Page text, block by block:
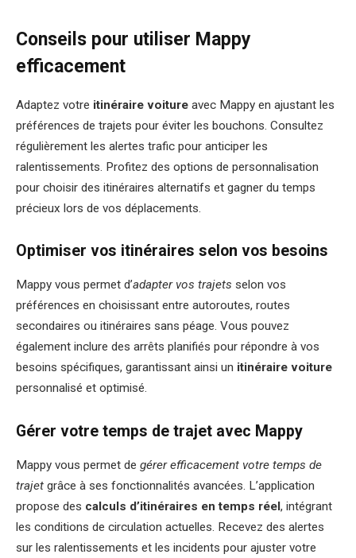
Conseils pour utiliser Mappy
efficacement
Adaptez votre itinéraire voiture avec Mappy en ajustant les
préférences de trajets pour éviter les bouchons. Consultez
régulièrement les alertes trafic pour anticiper les
ralentissements. Profitez des options de personnalisation
pour choisir des itinéraires alternatifs et gagner du temps
précieux lors de vos déplacements.
Optimiser vos itinéraires selon vos besoins
Mappy vous permet d’adapter vos trajets selon vos
préférences en choisissant entre autoroutes, routes
secondaires ou itinéraires sans péage. Vous pouvez
également inclure des arrêts planifiés pour répondre à vos
besoins spécifiques, garantissant ainsi un itinéraire voiture
personnalisé et optimisé.
Gérer votre temps de trajet avec Mappy
Mappy vous permet de gérer efficacement votre temps de
trajet grâce à ses fonctionnalités avancées. L’application
propose des calculs d’itinéraires en temps réel, intégrant
les conditions de circulation actuelles. Recevez des alertes
sur les ralentissements et les incidents pour ajuster votre